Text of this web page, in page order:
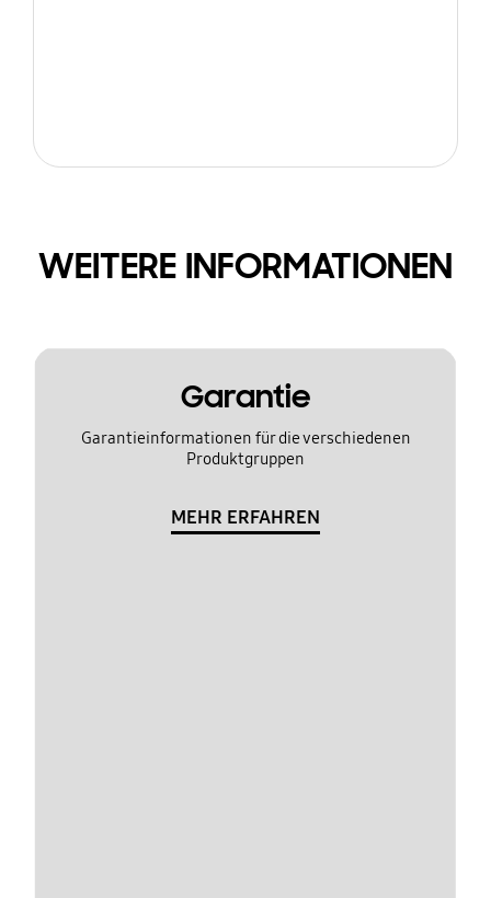
WEITERE INFORMATIONEN
Garantie
Garantieinformationen für die verschiedenen
Produktgruppen
MEHR ERFAHREN